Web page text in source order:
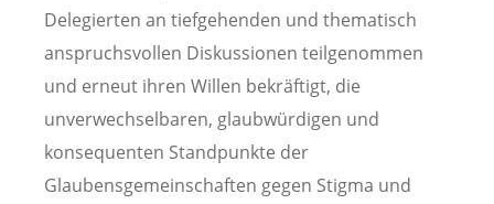
Delegierten an tiefgehenden und thematisch
anspruchsvollen Diskussionen teilgenommen
und erneut ihren Willen bekräftigt, die
unverwechselbaren, glaubwürdigen und
konsequenten Standpunkte der
Glaubensgemeinschaften gegen Stigma und